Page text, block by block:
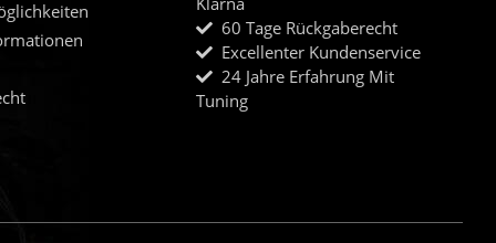
60 Tage Rückgaberecht
Excellenter Kundenservice
24 Jahre Erfahrung Mit
Tuning